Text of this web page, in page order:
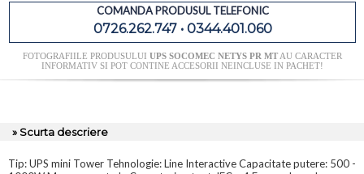
COMANDA PRODUSUL TELEFONIC
0726.262.747 • 0344.401.060
FOTOGRAFIILE PRODUSULUI UPS SOCOMEC NETYS PR MTAU CARACTER
INFORMATIV SI POT CONTINE ACCESORII NEINCLUSE IN PACHET!
» Scurta descriere
Tip: UPS mini Tower Tehnologie: Line Interactive Capacitate putere: 500 -